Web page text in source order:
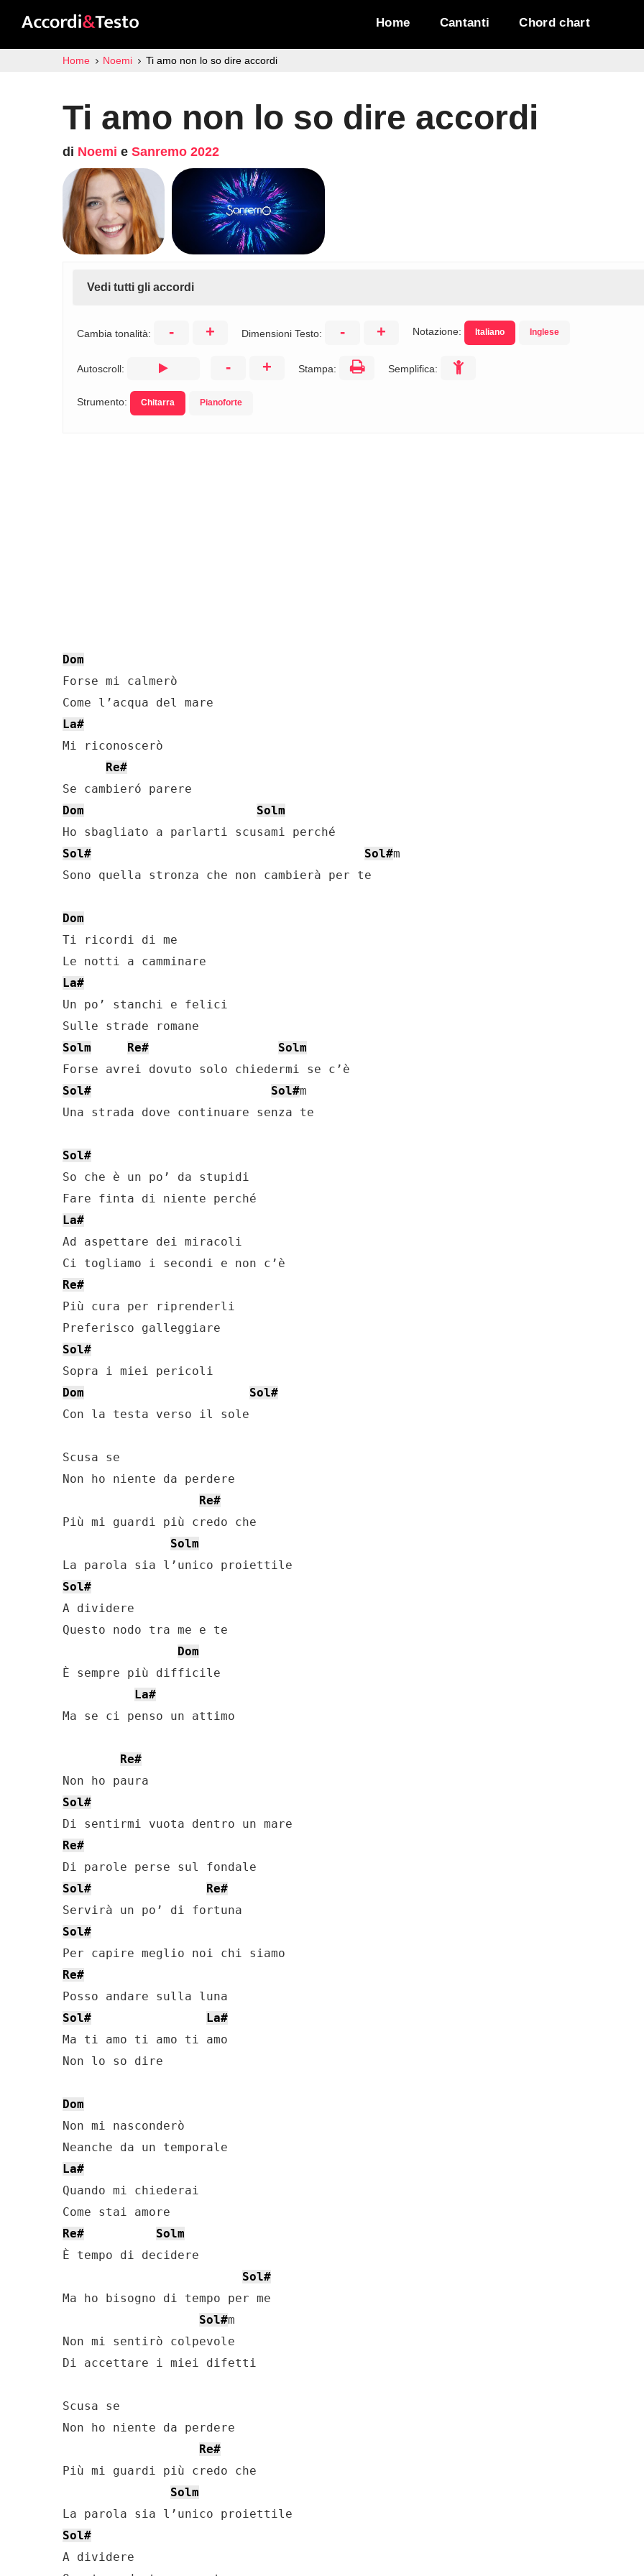
Home Cantanti Chord chart
Home Noemi Ti amo non lo so dire accordi
Ti amo non lo so dire accordi
di Noemi e Sanremo 2022
Vedi tutti gli accordi
Cambia tonalità: - + Dimensioni Testo: - + Notazione: Italiano Inglese
Autoscroll: - + Stampa: Semplifica:
Strumento: Chitarra Pianoforte
Dom
Forse mi calmerò
La#
Mi riconoscerò
Re#
Dom
Solm
Sol#
Sol#m
Sono quella stronza che non cambierà per te
Dom
Ti ricordi di me
La#
Un po’ stanchi e felici
Solm
Re#
Solm
Sol#
Sol#m
Una strada dove continuare senza te
Sol#
So che è un po’ da stupidi
La#
Ad aspettare dei miracoli
Re#
Più cura per riprenderli
Sol#
Dom
Sol#
Con la testa verso il sole
Scusa se
Non ho niente da perdere
Re#
Più mi guardi più credo che
Solm
Sol#
A dividere
Questo nodo tra me e te
Dom
È sempre più difficile
La#
Ma se ci penso un attimo
Re#
Sol#
Re#
Sol#
Re#
Sol#
Re#
Sol#
La#
Ma ti amo ti amo ti amo
Non lo so dire
Dom
Non mi nasconderò
La#
Quando mi chiederai
Re#
Solm
È tempo di decidere
Sol#
Ma ho bisogno di tempo per me
Sol#m
Non mi sentirò colpevole
Di accettare i miei difetti
Scusa se
Non ho niente da perdere
Re#
Più mi guardi più credo che
Solm
Sol#
A dividere